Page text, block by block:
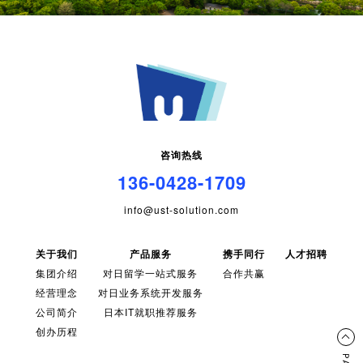
咨询热线
136-0428-1709
info@ust-solution.com
关于我们
集团介绍
经营理念
公司简介
创办历程
产品服务
对日留学一站式服务
对日业务系统开发服务
日本IT就职推荐服务
携手同行
合作共赢
人才招聘